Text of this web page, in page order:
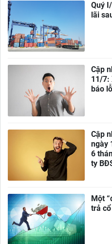
Quý
lãi
Cập
11/7:
báo lỗ
Cập
ngày
6
ty
Một
trả